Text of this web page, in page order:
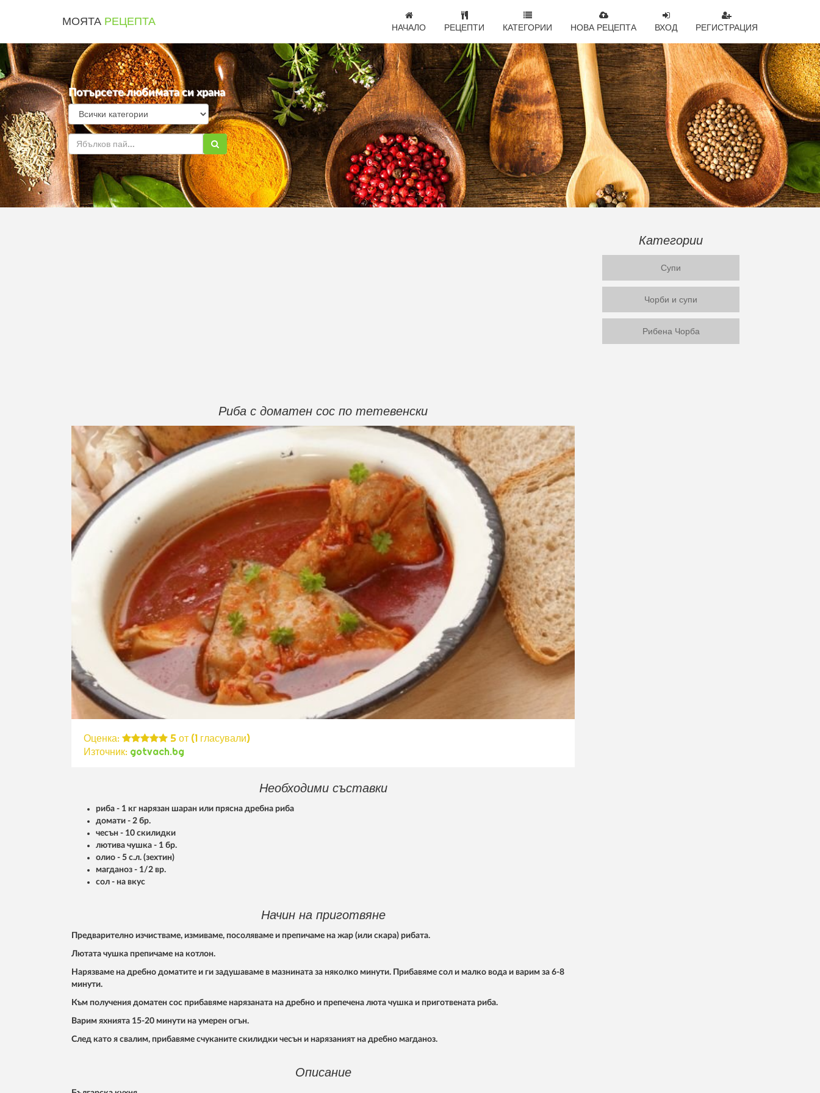
МОЯТА РЕЦЕПТА НАЧАЛО РЕЦЕПТИ КАТЕГОРИИ НОВА РЕЦЕПТА ВХОД РЕГИСТРАЦИЯ
Потърсете любимата си храна
Риба с доматен сос по тетевенски
Оценка: 5 от (1 гласували)
Източник: gotvach.bg
Необходими съставки
риба - 1 кг нарязан шаран или прясна дребна риба
домати - 2 бр.
чесън - 10 скилидки
лютива чушка - 1 бр.
олио - 5 с.л. (зехтин)
магданоз - 1/2 вр.
сол - на вкус
Начин на приготвяне
Предварително изчистваме, измиваме, посоляваме и препичаме на жар (или скара) рибата.
Лютата чушка препичаме на котлон.
Нарязваме на дребно доматите и ги задушаваме в мазнината за няколко минути. Прибавяме сол и малко вода и варим за 6-8
минути.
Към получения доматен сос прибавяме нарязаната на дребно и препечена люта чушка и приготвената риба.
Варим яхнията 15-20 минути на умерен огън.
След като я свалим, прибавяме счуканите скилидки чесън и нарязаният на дребно магданоз.
Описание
Категории
Супи
Чорби и супи
Рибена Чорба